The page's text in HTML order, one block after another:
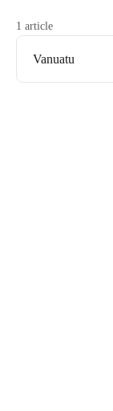
1 article
Vanuatu